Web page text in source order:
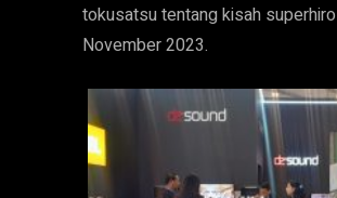
tokusatsu tentang kisah
November 2023.